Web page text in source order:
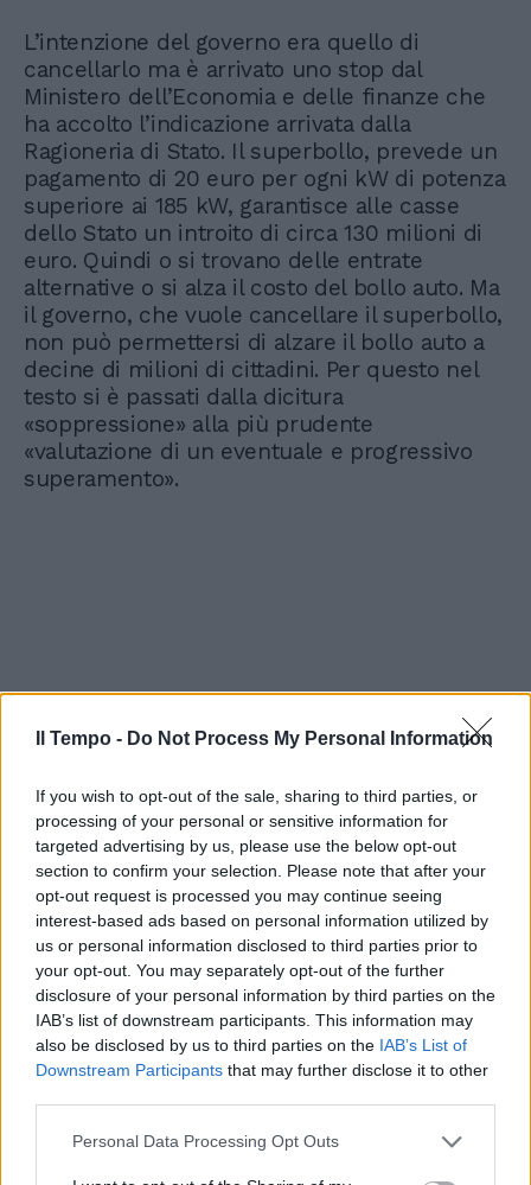
Il Tempo - Do Not Process My Personal Information
If you wish to opt-out of the sale, sharing to third parties, or
processing of your personal or sensitive information for
targeted advertising by us, please use the below opt-out
section to confirm your selection. Please note that after your
opt-out request is processed you may continue seeing
interest-based ads based on personal information utilized by
us or personal information disclosed to third parties prior to
your opt-out. You may separately opt-out of the further
disclosure of your personal information by third parties on the
IAB’s list of downstream participants. This information may
also be disclosed by us to third parties on the IAB’s List of
Downstream Participants that may further disclose it to other
Personal Data Processing Opt Outs
L’intenzione del governo era quello di
cancellarlo ma è arrivato uno stop dal
Ministero dell’Economia e delle finanze che
ha accolto l’indicazione arrivata dalla
Ragioneria di Stato. Il superbollo, prevede un
pagamento di 20 euro per ogni kW di potenza
superiore ai 185 kW, garantisce alle casse
dello Stato un introito di circa 130 milioni di
euro. Quindi o si trovano delle entrate
alternative o si alza il costo del bollo auto. Ma
il governo, che vuole cancellare il superbollo,
non può permettersi di alzare il bollo auto a
decine di milioni di cittadini. Per questo nel
testo si è passati dalla dicitura
«soppressione» alla più prudente
«valutazione di un eventuale e progressivo
superamento».